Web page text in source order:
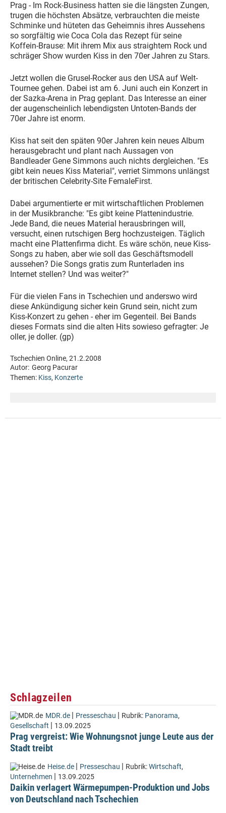
Prag - Im Rock-Business hatten sie die längsten Zungen,
trugen die höchsten Absätze, verbrauchten die meiste
Schminke und hüteten das Geheimnis ihres Aussehens
so sorgfältig wie Coca Cola das Rezept für seine
Koffein-Brause: Mit ihrem Mix aus straightem Rock und
schräger Show wurden Kiss in den 70er Jahren zu Stars.
Jetzt wollen die Grusel-Rocker aus den USA auf Welt-
Tournee gehen. Dabei ist am 6. Juni auch ein Konzert in
der Sazka-Arena in Prag geplant. Das Interesse an einer
der augenscheinlich lebendigsten Untoten-Bands der
70er Jahre ist enorm.
Kiss hat seit den späten 90er Jahren kein neues Album
herausgebracht und plant nach Aussagen von
Bandleader Gene Simmons auch nichts dergleichen. "Es
gibt kein neues Kiss Material", verriet Simmons unlängst
der britischen Celebrity-Site FemaleFirst.
Dabei argumentierte er mit wirtschaftlichen Problemen
in der Musikbranche: "Es gibt keine Plattenindustrie.
Jede Band, die neues Material herausbringen will,
versucht, einen rutschigen Berg hochzusteigen. Täglich
macht eine Plattenfirma dicht. Es wäre schön, neue Kiss-
Songs zu haben, aber wie soll das Geschäftsmodell
aussehen? Die Songs gratis zum Runterladen ins
Internet stellen? Und was weiter?"
Für die vielen Fans in Tschechien und anderswo wird
diese Ankündigung sicher kein Grund sein, nicht zum
Kiss-Konzert zu gehen - eher im Gegenteil. Bei Bands
dieses Formats sind die alten Hits sowieso gefragter: Je
oller, je doller. (gp)
Tschechien Online, 21.2.2008
Autor: Georg Pacurar
Themen: Kiss, Konzerte
Schlagzeilen
MDR.de | Presseschau | Rubrik: Panorama,
Gesellschaft | 13.09.2025
Prag vergreist: Wie Wohnungsnot junge Leute aus der
Stadt treibt
Heise.de | Presseschau | Rubrik:Wirtschaft,
Unternehmen | 13.09.2025
Daikin verlagert Wärmepumpen-Produktion und Jobs
von Deutschland nach Tschechien